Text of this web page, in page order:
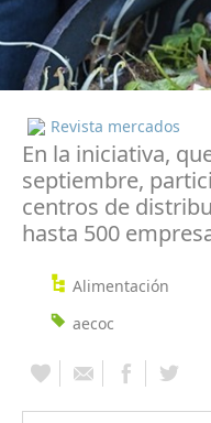
Revista mercados
En la iniciativa,
septiembre,
centros de
hasta 500
Alimentación
aecoc